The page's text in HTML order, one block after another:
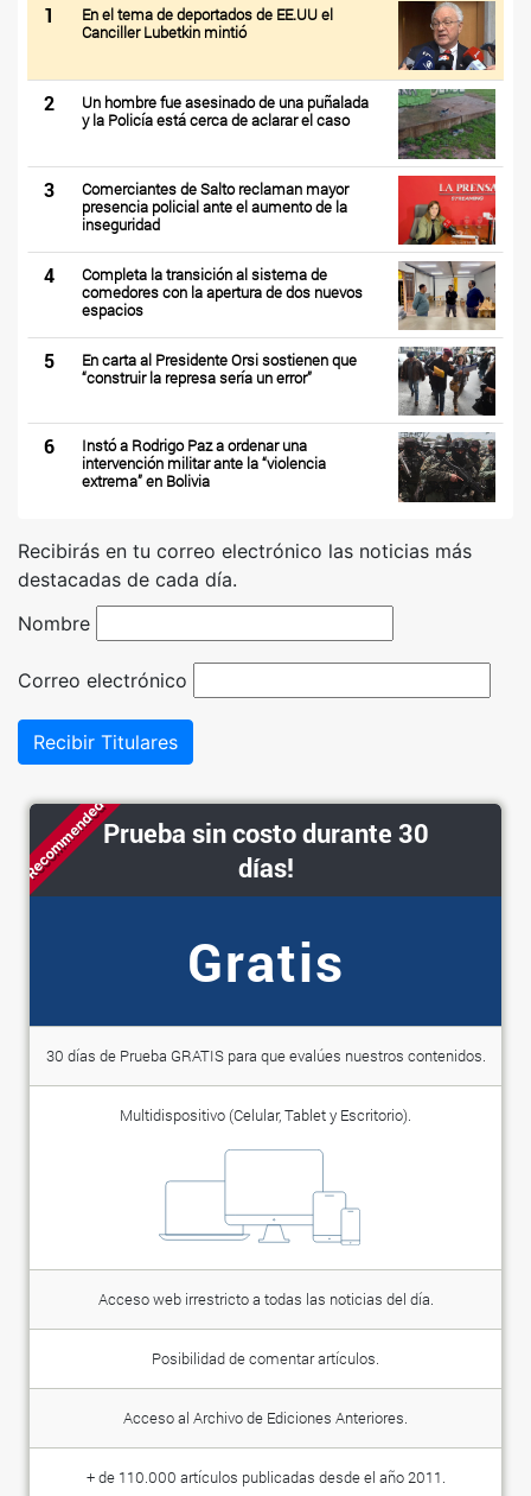
1
En el tema de deportados de EE.UU el
Canciller Lubetkin mintió
2
Un hombre fue asesinado de una puñalada
y la Policía está cerca de aclarar el caso
3
Comerciantes de Salto reclaman mayor
presencia policial ante el aumento de la
inseguridad
4
Completa la transición al sistema de
comedores con la apertura de dos nuevos
espacios
5
En carta al Presidente Orsi sostienen que
“construir la represa sería un error”
6
Instó a Rodrigo Paz a ordenar una
intervención militar ante la “violencia
extrema” en Bolivia
Recibirás en tu correo electrónico las noticias más
destacadas de cada día.
Nombre
Correo electrónico
Recibir Titulares
RecommendedPrueba sin costo durante 30
días!
Gratis
30 días de Prueba GRATIS para que evalúes nuestros contenidos.
Multidispositivo (Celular, Tablet y Escritorio).
Acceso web irrestricto a todas las noticias del día.
Posibilidad de comentar artículos.
Acceso al Archivo de Ediciones Anteriores.
+ de 110.000 artículos publicadas desde el año 2011.